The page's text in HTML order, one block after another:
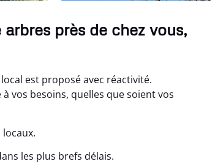
près de chez vous,
est proposé avec réactivité.
vos besoins, quelles que soient vos
les plus brefs délais.